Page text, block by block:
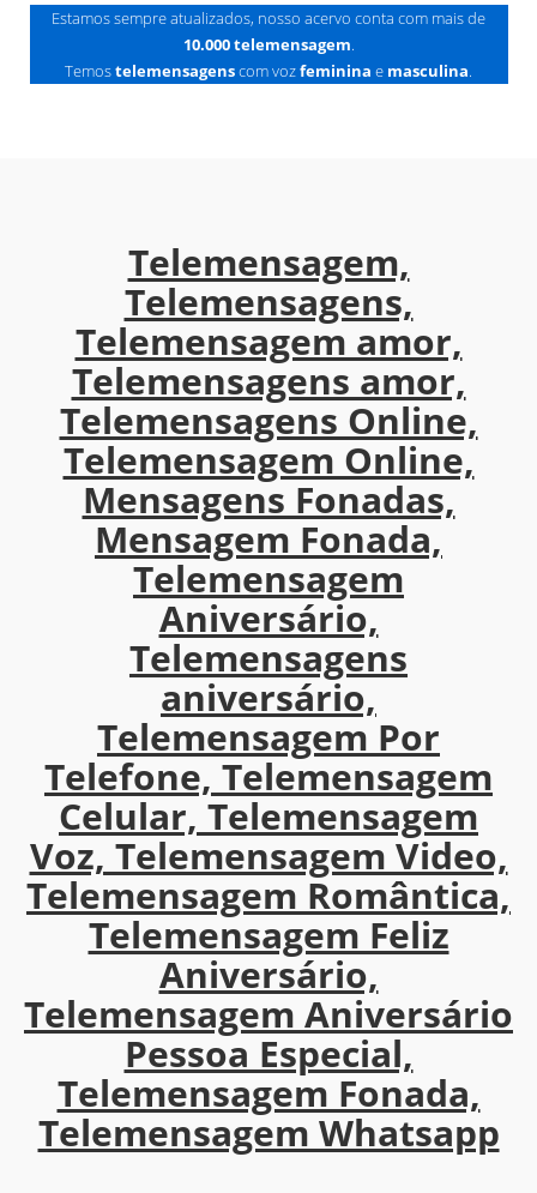
Estamos sempre atualizados, nosso acervo conta com mais de
10.000telemensagem.
Temostelemensagenscom vozfeminina e masculina.
Telemensagem,
Telemensagens,
Telemensagem amor,
Telemensagens amor,
Telemensagens Online,
Telemensagem Online,
Mensagens Fonadas,
Mensagem Fonada,
Telemensagem
Aniversário,
Telemensagens
aniversário,
Telemensagem Por
Telefone, Telemensagem
Celular, Telemensagem
Voz, Telemensagem Video,
Telemensagem Romântica,
Telemensagem Feliz
Aniversário,
Telemensagem Aniversário
Pessoa Especial,
Telemensagem Fonada,
Telemensagem Whatsapp